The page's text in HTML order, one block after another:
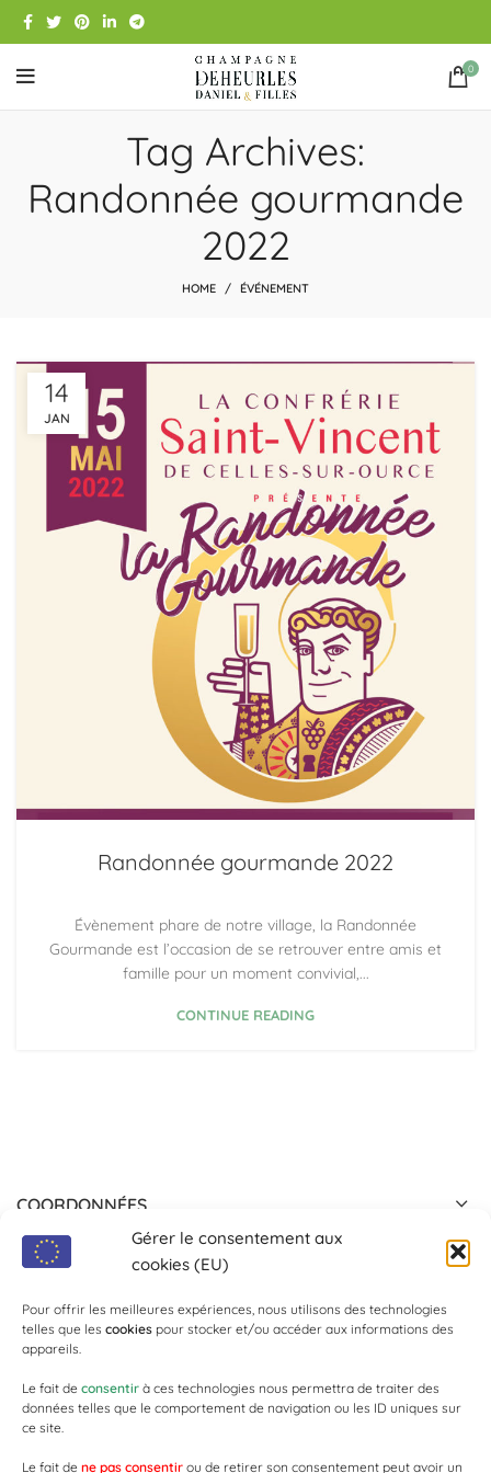
Gérer le consentement aux
cookies (EU)
Pour offrir les meilleures expériences, nous utilisons des technologies
telles que les cookies pour stocker et/ou accéder aux informations des
appareils.
Le fait de consentir à ces technologies nous permettra de traiter des
données telles que le comportement de navigation ou les ID uniques sur
ce site.
Le fait de ne pas consentir ou de retirer son consentement peut avoir un
0
Tag Archives:
Randonnée gourmande
2022
HOME ÉVÉNEMENT
14
JAN
Randonnée gourmande 2022
Évènement phare de notre village, la Randonnée
Gourmande est l’occasion de se retrouver entre amis et
famille pour un moment convivial,...
CONTINUE READING
COORDONNÉES
ACTUALITÉ
PANIER
AUTOUR DU CHAMPAGNE